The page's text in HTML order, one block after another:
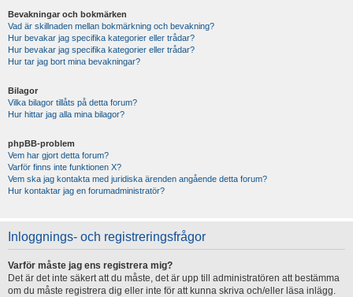
Bevakningar och bokmärken
Vad är skillnaden mellan bokmärkning och bevakning?
Hur bevakar jag specifika kategorier eller trådar?
Hur bevakar jag specifika kategorier eller trådar?
Hur tar jag bort mina bevakningar?
Bilagor
Vilka bilagor tillåts på detta forum?
Hur hittar jag alla mina bilagor?
phpBB-problem
Vem har gjort detta forum?
Varför finns inte funktionen X?
Vem ska jag kontakta med juridiska ärenden angående detta forum?
Hur kontaktar jag en forumadministratör?
Inloggnings- och registreringsfrågor
Varför måste jag ens registrera mig?
Det är det inte säkert att du måste, det är upp till administratören att bestämma
om du måste registrera dig eller inte för att kunna skriva och/eller läsa inlägg.